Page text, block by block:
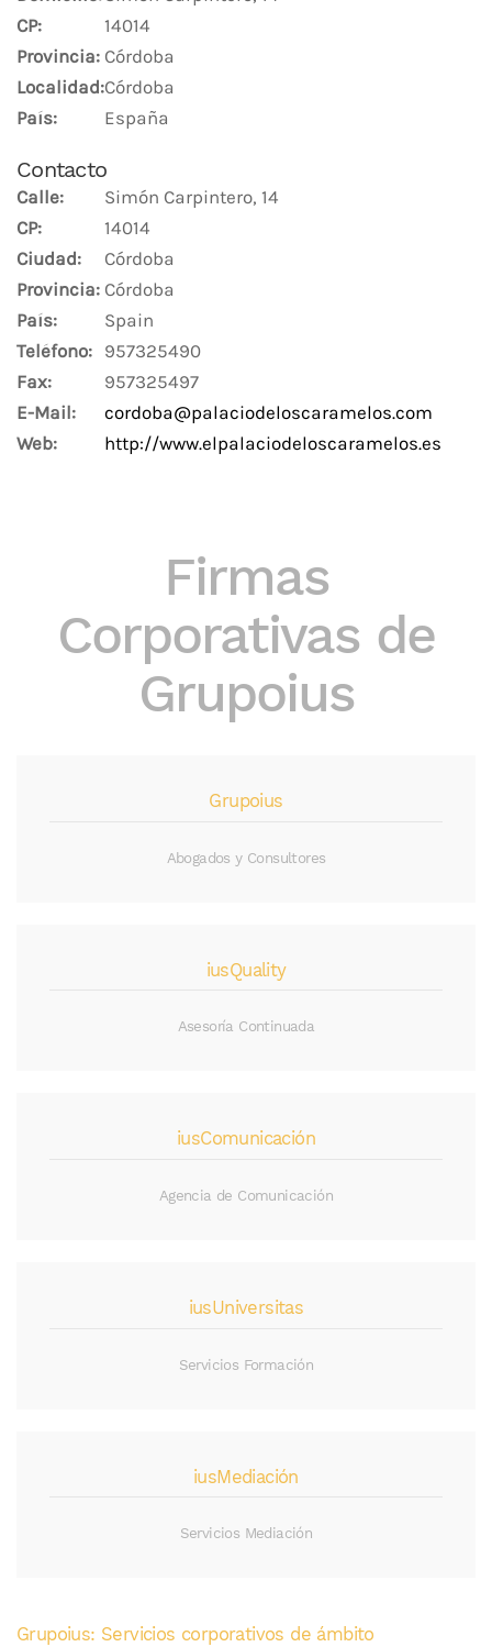
CP:
14014
Provincia: Córdoba
Localidad:Córdoba
País:
España
Contacto
Calle:
Simón Carpintero, 14
CP:
14014
Ciudad:
Córdoba
Provincia: Córdoba
País:
Spain
Teléfono:
957325490
Fax:
957325497
E-Mail:
cordoba@palaciodeloscaramelos.com
Web:
http://www.elpalaciodeloscaramelos.es
Firmas
Corporativas de
Grupoius
Grupoius
Abogados y Consultores
iusQuality
Asesoría Continuada
iusComunicación
Agencia de Comunicación
iusUniversitas
Servicios Formación
iusMediación
Servicios Mediación
Grupoius: Servicios corporativos de ámbito